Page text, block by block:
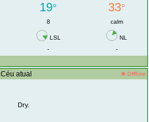
19° 33°
8 calm
LSL
NL
-
-
Céu atual Offline
Dry.